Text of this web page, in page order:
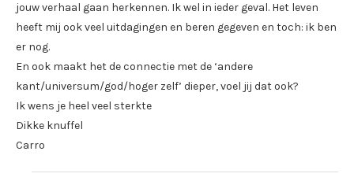
jouw verhaal gaan herkennen. Ik wel in ieder geval. Het leven
heeft mij ook veel uitdagingen en beren gegeven en toch: ik ben
er nog.
En ook maakt het de connectie met de ‘andere
kant/universum/god/hoger zelf’ dieper, voel jij dat ook?
Ik wens je heel veel sterkte
Dikke knuffel
Carro